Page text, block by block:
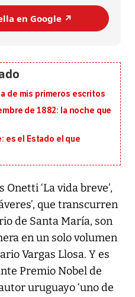
en Google ↗️
de mis primeros escritos
de 1882: la noche que
es el Estado el que
Onetti ‘La vida breve’,
que transcurren
de Santa María, son
en un solo volumen
Vargas Llosa. Y es
Premio Nobel de
uruguayo ‘uno de